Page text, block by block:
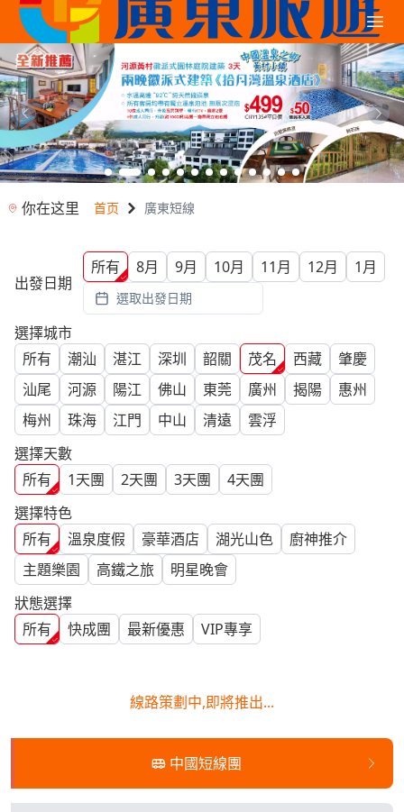
你在这里 首页 廣東短線
出發日期
所有 8月 9月 10月 11月 12月 1月
選取出發日期
選擇城市
所有
潮汕 湛江 深圳 韶關 茂名 西藏
肇慶
汕尾
河源 陽江 佛山 東莞 廣州 揭陽
惠州
梅州
珠海 江門 中山 清遠
雲浮
選擇天數
所有
1天團 2天團 3天團 4天團
選擇特色
所有
溫泉度假 豪華酒店 湖光山色
廚神推介
主題樂園
高鐵之旅
明星晚會
狀態選擇
所有
快成團 最新優惠 VIP專享
中國短線團
線路策劃中,即將推出...